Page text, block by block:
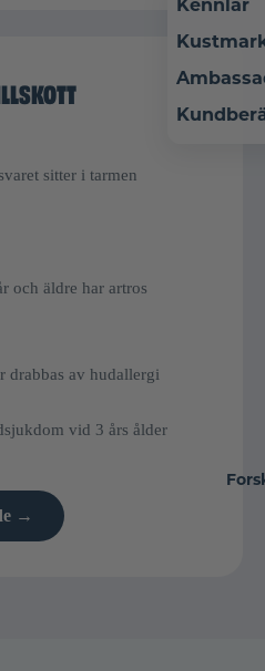
Kennlar
sitter i tarmen
och äldre har artros
drabbas av hudallergi
vid 3 års ålder
→